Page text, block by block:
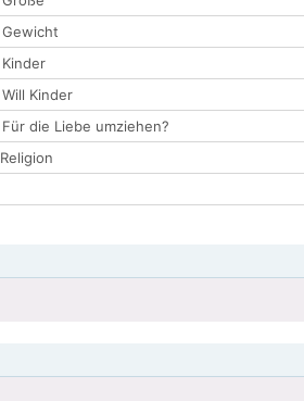
Gewicht
Kinder
Will Kinder
Für die Liebe umziehen?
Religion